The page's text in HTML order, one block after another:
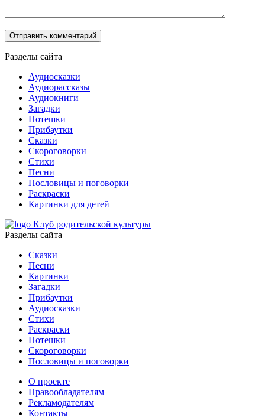
Разделы сайта
Аудиосказки
Аудиорассказы
Аудиокниги
Загадки
Потешки
Прибаутки
Сказки
Скороговорки
Стихи
Песни
Пословицы и поговорки
Раскраски
Картинки для детей
Клуб родительской культуры
Разделы сайта
Сказки
Песни
Картинки
Загадки
Прибаутки
Аудиосказки
Стихи
Раскраски
Потешки
Скороговорки
Пословицы и поговорки
О проекте
Правообладателям
Рекламодателям
Контакты